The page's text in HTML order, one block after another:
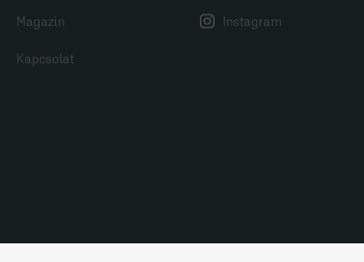
Magazin
Kapcsolat
Instagram